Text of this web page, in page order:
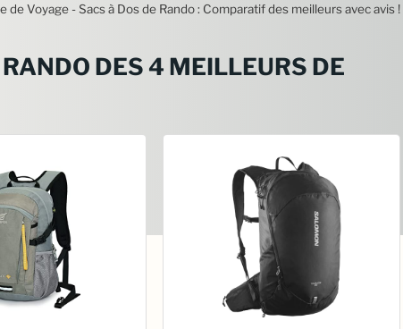
de Voyage - Sacs à Dos de Rando : Comparatif des meilleurs avec avis !
DES 4 MEILLEURS DE